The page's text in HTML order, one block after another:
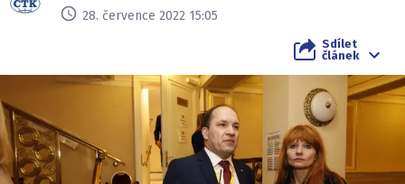
28. července 2022 15:05
Sdílet
článek